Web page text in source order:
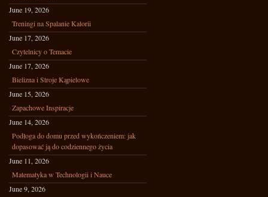
June 19, 2026
Treningi na Spalanie Kalorii
June 17, 2026
Czytelnicy o Temacie
June 17, 2026
Bielizna i Stroje Kąpielowe
June 15, 2026
Zapachowe Inspiracje
June 14, 2026
Podłoga do domu przed wykończeniem: jak
dopasować ją do codziennego życia
June 11, 2026
Matematyka w Technologii i Nauce
June 9, 2026